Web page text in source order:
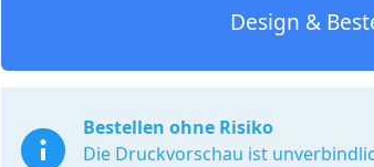
Design &
Bestellen ohne Risiko
Die Druckvorschau ist